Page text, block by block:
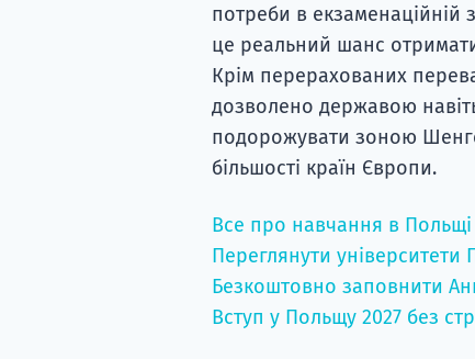
потреби в екзаменаційній
це реальний шанс
Крім перерахованих
дозволено державою
подорожувати зоною
більшості країн Європи.
Все про навчання в
Переглянути університети
Безкоштовно заповнити
Вступ у Польщу 2027 без